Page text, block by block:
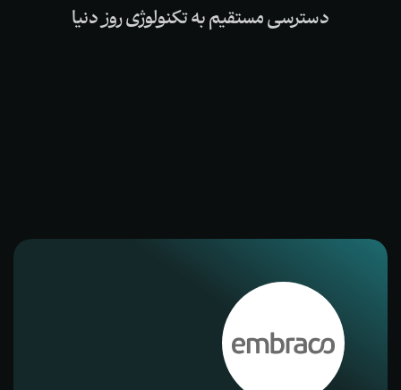
دسترسیمستقیمبهتکنولوژیروزدنیا